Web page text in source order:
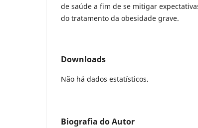
de saúde a fim de se mitigar
do tratamento da obesidade grave.
Downloads
Não há dados estatísticos.
Biografia do Autor